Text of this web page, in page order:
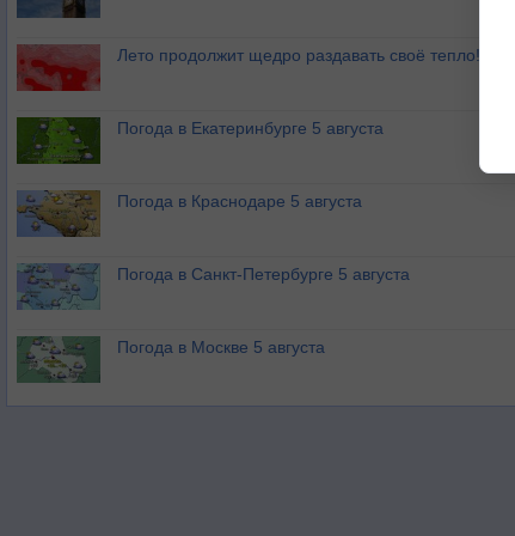
Лето продолжит щедро раздавать своё тепло!
Погода в Екатеринбурге 5 августа
Погода в Краснодаре 5 августа
Погода в Санкт-Петербурге 5 августа
Погода в Москве 5 августа